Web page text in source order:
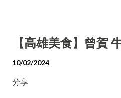
【高雄美食】曾賀
10/02/2024
分享